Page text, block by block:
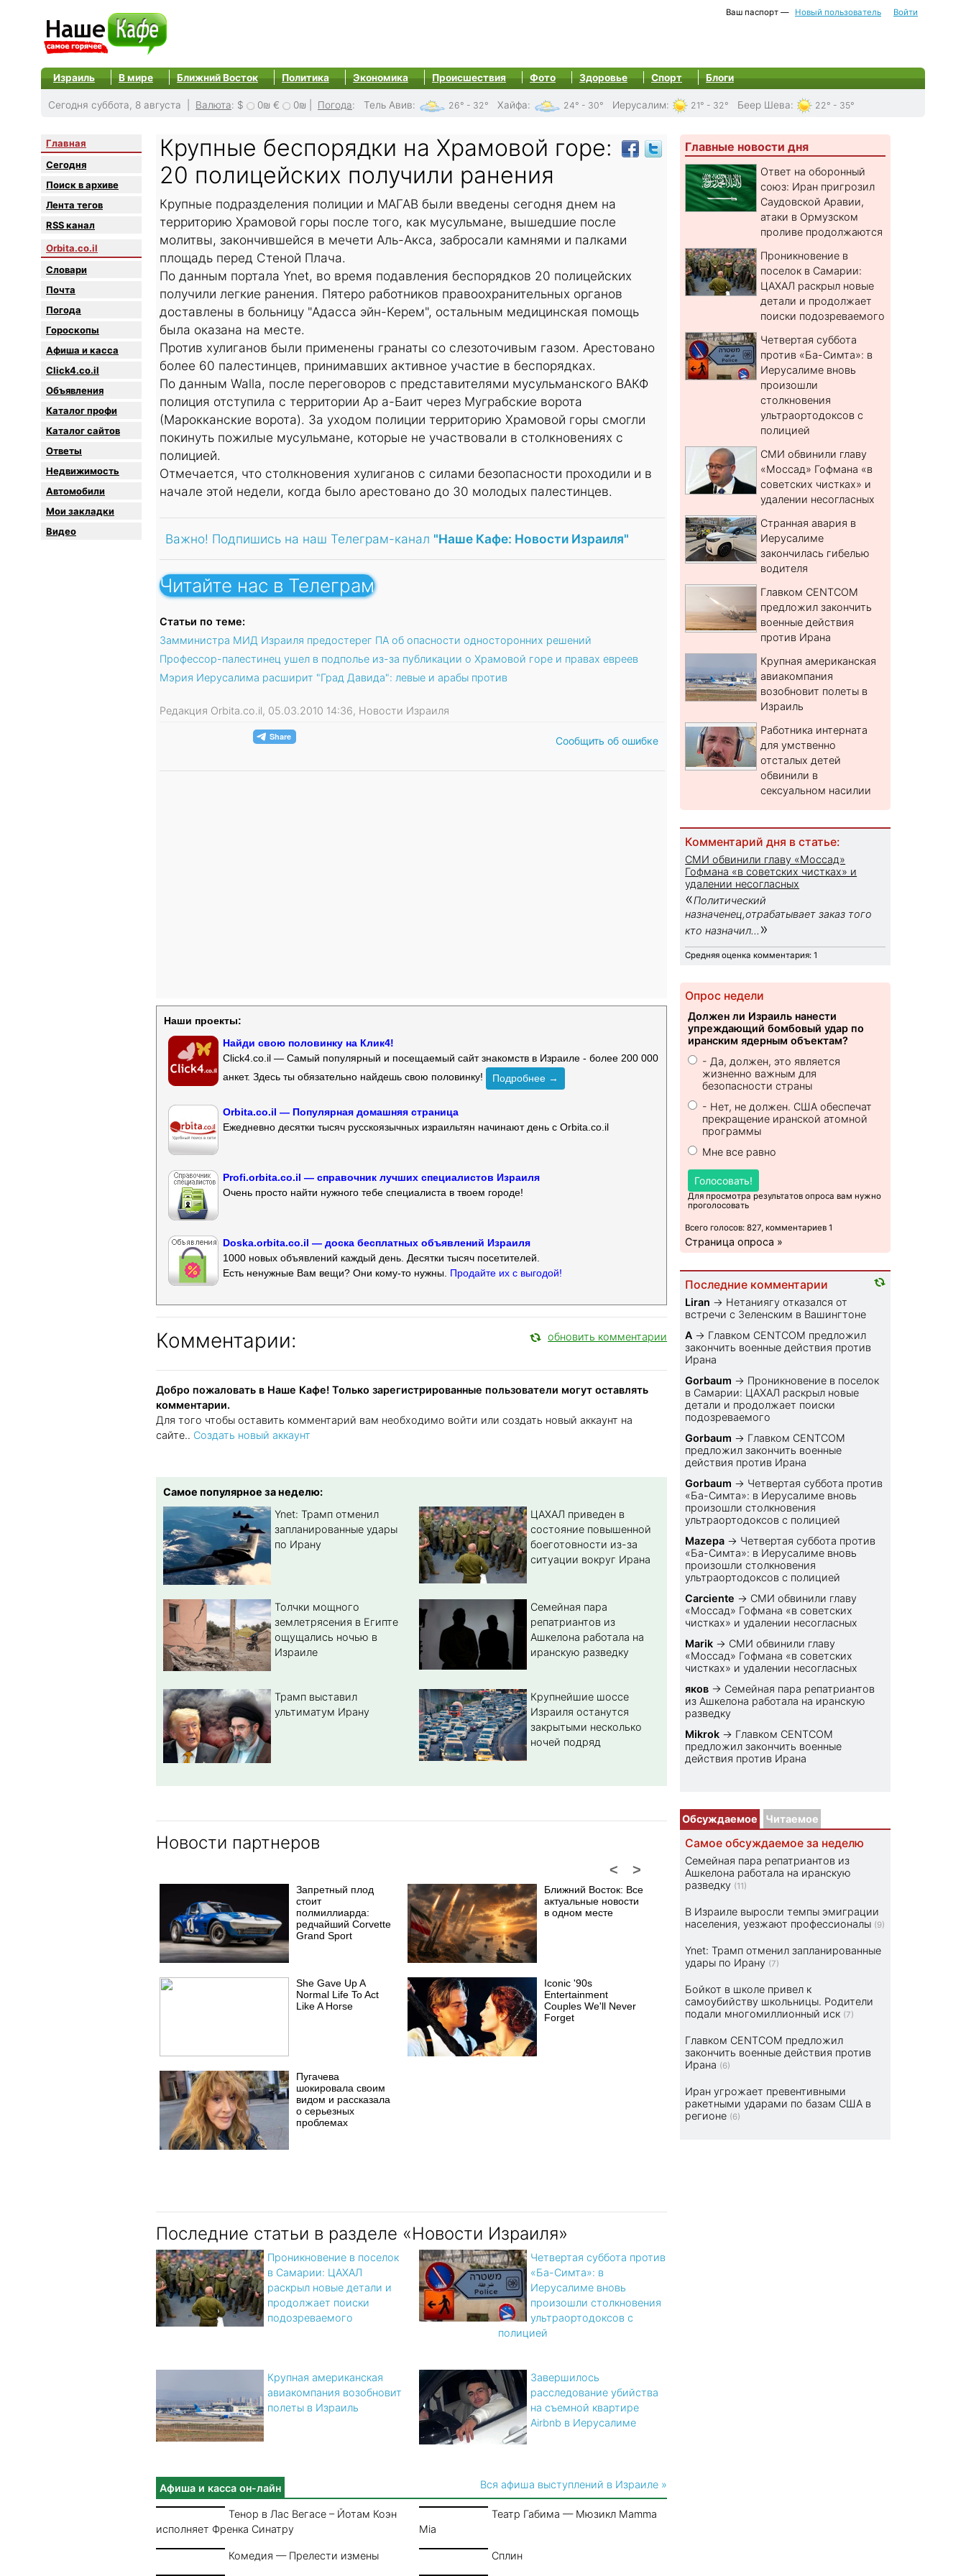
Ваш паспорт — Новый пользователь Войти
Израиль В мире Ближний Восток Политика Экономика Происшествия Фото Здоровье Спорт Блоги
Сегодня суббота, 8 августа | Валюта: $ 0₪ € 0₪ Погода: Тель Авив: 26° - 32° Хайфа: 24° - 30° Иерусалим: 21° - 32° Беер Шева: 22° - 35°
Главная
Сегодня
Поиск в архиве
Лента тегов
RSS канал
Orbita.co.il
Словари
Почта
Погода
Гороскопы
Афиша и касса
Click4.co.il
Объявления
Каталог профи
Каталог сайтов
Oтветы
Недвижимость
Автомобили
Мои закладки
Видео
Крупные беспорядки на Храмовой горе:
20 полицейских получили ранения
Крупные подразделения полиции и МАГАВ были введены сегодня днем на
территорию Храмовой горы после того, как мусульмане, вышедшие после
молитвы, закончившейся в мечети Аль-Акса, забросали камнями и палками
площадь перед Стеной Плача.
По данным портала Ynet, во время подавления беспорядков 20 полицейских
получили легкие ранения. Пятеро работников правоохранительных органов
доставлены в больницу "Адасса эйн-Керем", остальным медицинская помощь
была оказана на месте.
Против хулиганов были применены гранаты со слезоточивым газом. Арестовано
более 60 палестинцев, принимавших активное участие в беспорядках.
По данным Walla, после переговоров с представителями мусульманского ВАКФ
полиция отступила с территории Ар а-Баит через Муграбские ворота
(Марокканские ворота). За уходом полиции территорию Храмовой горы смогли
покинуть пожилые мусульмане, которые не участвовали в столкновениях с
полицией.
Отмечается, что столкновения хулиганов с силами безопасности проходили и в
начале этой недели, когда было арестовано до 30 молодых палестинцев.
Важно! Подпишись на наш Телеграм-канал "Наше Кафе: Новости Израиля"
Читайте нас в Телеграм
Статьи по теме:
Замминистра МИД Израиля предостерег ПА об опасности односторонних решений
Профессор-палестинец ушел в подполье из-за публикации о Храмовой горе и правах евреев
Мэрия Иерусалима расширит "Град Давида": левые и арабы против
Редакция Orbita.co.il, 05.03.2010 14:36, Новости Израиля
Сообщить об ошибке
Наши проекты:
Найди свою половинку на Клик4!
Click4.co.il — Самый популярный и посещаемый сайт знакомств в Израиле - более 200 000
анкет. Здесь ты обязательно найдешь свою половинку!
Подробнее →
Orbita.co.il — Популярная домашняя страница
Ежедневно десятки тысяч русскоязычных израильтян начинают день с Orbita.co.il
Profi.orbita.co.il — справочник лучших специалистов Израиля
Очень просто найти нужного тебе специалиста в твоем городе!
Doska.orbita.co.il — доска бесплатных объявлений Израиля
1000 новых объявлений каждый день. Десятки тысяч посетителей.
Есть ненужные Вам вещи? Они кому-то нужны. Продайте их с выгодой!
Комментарии: обновить комментарии
Добро пожаловать в Наше Кафе! Только зарегистрированные пользователи могут оставлять
комментарии.
Для того чтобы оставить комментарий вам необходимо войти или создать новый аккаунт на
сайте.. Создать новый аккаунт
Самое популярное за неделю:
Ynet: Трамп отменил
запланированные удары
по Ирану
ЦАХАЛ приведен в
состояние повышенной
боеготовности из-за
ситуации вокруг Ирана
Толчки мощного
землетрясения в Египте
ощущались ночью в
Израиле
Семейная пара
репатриантов из
Ашкелона работала на
иранскую разведку
Трамп выставил
ультиматум Ирану
Крупнейшие шоссе
Израиля останутся
закрытыми несколько
ночей подряд
Новости партнеров
>
<
Запретный плод
стоит
полмиллиарда:
редчайший Corvette
Grand Sport
Ближний Восток: Все
актуальные новости
в одном месте
She Gave Up A
Normal Life To Act
Like A Horse
Iconic '90s
Entertainment
Couples We'll Never
Forget
Пугачева
шокировала своим
видом и рассказала
о серьезных
проблемах
Последние статьи в разделе «Новости Израиля»
Проникновение в поселок
в Самарии: ЦАХАЛ
раскрыл новые детали и
продолжает поиски
подозреваемого
Четвертая суббота против
«Ба-Симта»: в
Иерусалиме вновь
произошли столкновения
ультраортодоксов с
полицией
Крупная американская
авиакомпания возобновит
полеты в Израиль
Завершилось
расследование убийства
на съемной квартире
Airbnb в Иерусалиме
Афиша и касса он-лайн Вся афиша выступлений в Израиле »
Тенор в Лас Вегасе – Йотам Коэн
исполняет Френка Синатру
Театр Габима — Мюзикл Mamma
Mia
Комедия — Прелести измены Сплин
Главные новости дня
Ответ на оборонный
союз: Иран пригрозил
Саудовской Аравии,
атаки в Ормузском
проливе продолжаются
Проникновение в
поселок в Самарии:
ЦАХАЛ раскрыл новые
детали и продолжает
поиски подозреваемого
Четвертая суббота
против «Ба-Симта»: в
Иерусалиме вновь
произошли
столкновения
ультраортодоксов с
полицией
СМИ обвинили главу
«Моссад» Гофмана «в
советских чистках» и
удалении несогласных
Странная авария в
Иерусалиме
закончилась гибелью
водителя
Главком CENTCOM
предложил закончить
военные действия
против Ирана
Крупная американская
авиакомпания
возобновит полеты в
Израиль
Работника интерната
для умственно
отсталых детей
обвинили в
сексуальном насилии
Комментарий дня в статье:
СМИ обвинили главу «Моссад»
Гофмана «в советских чистках» и
удалении несогласных
«Политический
назначенец,отрабатывает заказ того
кто назначил... »
Средняя оценка комментария: 1
Опрос недели
Должен ли Израиль нанести
упреждающий бомбовый удар по
иранским ядерным объектам?
- Да, должен, это является
жизненно важным для
безопасности страны
- Нет, не должен. США обеспечат
прекращение иранской атомной
программы
Мне все равно
Голосовать!
Для просмотра результатов опроса вам нужно
проголосовать
Всего голосов: 827, комментариев 1
Страница опроса »
Последние комментарии
Liran → Нетаниягу отказался от
встречи с Зеленским в Вашингтоне
A → Главком CENTCOM предложил
закончить военные действия против
Ирана
Gorbaum → Проникновение в поселок
в Самарии: ЦАХАЛ раскрыл новые
детали и продолжает поиски
подозреваемого
Gorbaum → Главком CENTCOM
предложил закончить военные
действия против Ирана
Gorbaum → Четвертая суббота против
«Ба-Симта»: в Иерусалиме вновь
произошли столкновения
ультраортодоксов с полицией
Mazepa → Четвертая суббота против
«Ба-Симта»: в Иерусалиме вновь
произошли столкновения
ультраортодоксов с полицией
Carciente → СМИ обвинили главу
«Моссад» Гофмана «в советских
чистках» и удалении несогласных
Marik → СМИ обвинили главу
«Моссад» Гофмана «в советских
чистках» и удалении несогласных
яков → Семейная пара репатриантов
из Ашкелона работала на иранскую
разведку
Mikrok → Главком CENTCOM
предложил закончить военные
действия против Ирана
Обсуждаемое Читаемое
Самое обсуждаемое за неделю
Семейная пара репатриантов из
Ашкелона работала на иранскую
разведку (11)
В Израиле выросли темпы эмиграции
населения, уезжают профессионалы (9)
Ynet: Трамп отменил запланированные
удары по Ирану (7)
Бойкот в школе привел к
самоубийству школьницы. Родители
подали многомиллионный иск (7)
Главком CENTCOM предложил
закончить военные действия против
Ирана (6)
Иран угрожает превентивными
ракетными ударами по базам США в
регионе (6)